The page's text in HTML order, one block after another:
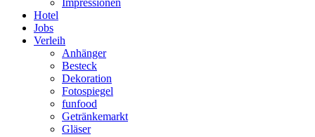
Impressionen
Hotel
Jobs
Verleih
Anhänger
Besteck
Dekoration
Fotospiegel
funfood
Getränkemarkt
Gläser